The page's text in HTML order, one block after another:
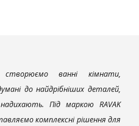
ванні кімнати,
до найдрібніших деталей,
Під маркою RAVAK
комплексні рішення для